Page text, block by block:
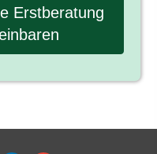
Erstberatung